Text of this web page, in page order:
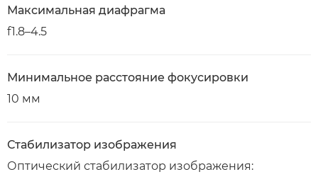
Максимальная диафрагма
f1.8–4.5
Минимальное расстояние фокусировки
10 мм
Стабилизатор изображения
Оптический стабилизатор изображения: